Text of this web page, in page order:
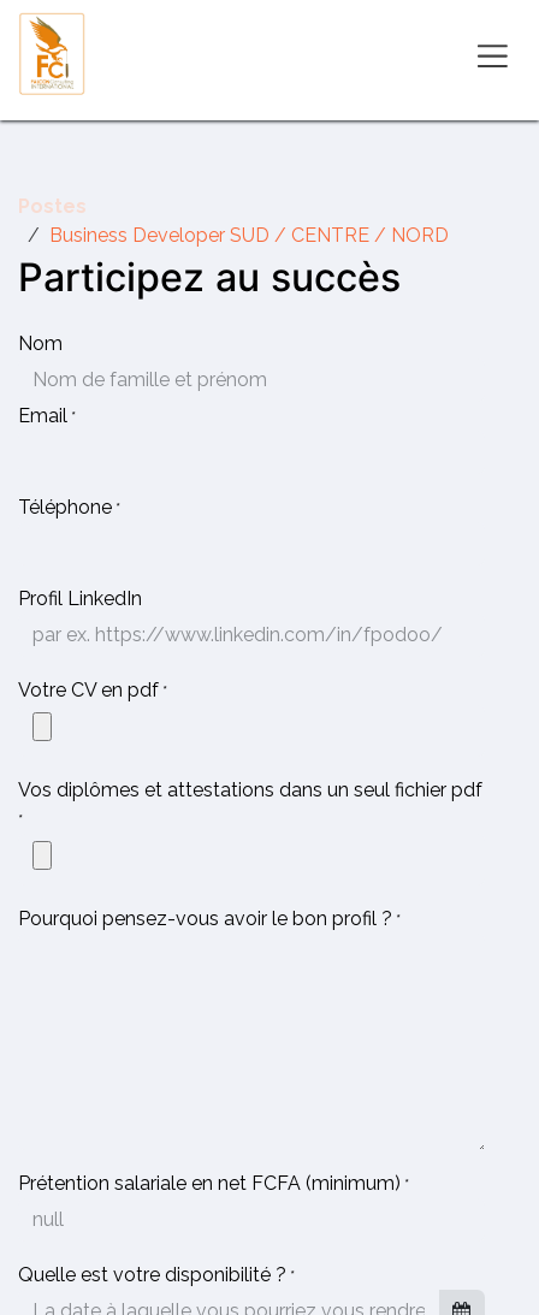
Se rendre au contenu
Postes
Business Developer SUD / CENTRE / NORD
Participez au succès
Nom
Email *
Téléphone *
Profil LinkedIn
Votre CV en pdf *
Vos diplômes et attestations dans un seul fichier pdf
*
Pourquoi pensez-vous avoir le bon profil ? *
Prétention salariale en net FCFA (minimum) *
Quelle est votre disponibilité ? *